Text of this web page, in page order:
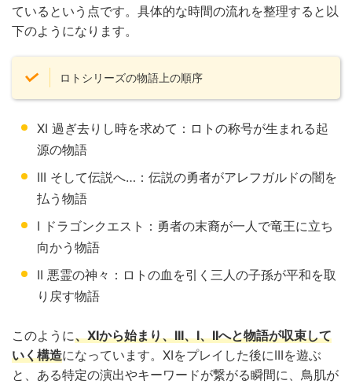
ているという点です。具体的な時間の流れを整理すると以
下のようになります。
ロトシリーズの物語上の順序
XI 過ぎ去りし時を求めて：ロトの称号が生まれる起
源の物語
III そして伝説へ…：伝説の勇者がアレフガルドの闇を
払う物語
I ドラゴンクエスト：勇者の末裔が一人で竜王に立ち
向かう物語
II 悪霊の神々：ロトの血を引く三人の子孫が平和を取
り戻す物語
このように、XIから始まり、III、I、IIへと物語が収束して
いく構造になっています。XIをプレイした後にIIIを遊ぶ
と、ある特定の演出やキーワードが繋がる瞬間に、鳥肌が